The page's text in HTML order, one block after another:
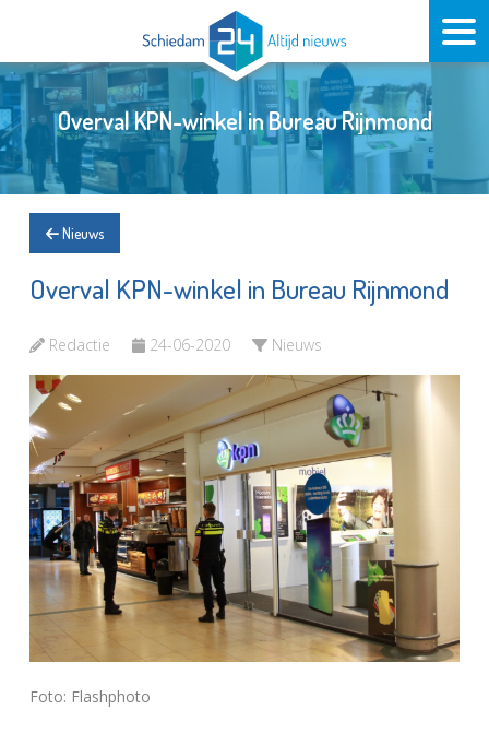
Overval KPN-winkel in Bureau Rijnmond
Nieuws
Overval KPN-winkel in Bureau Rijnmond
Redactie 24-06-2020 Nieuws
Foto: Flashphoto